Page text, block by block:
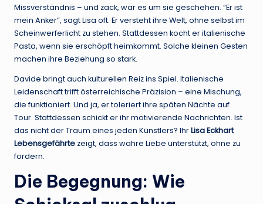
Missverständnis – und zack, war es um sie geschehen. “Er ist
mein Anker”, sagt Lisa oft. Er versteht ihre Welt, ohne selbst im
Scheinwerferlicht zu stehen. Stattdessen kocht er italienische
Pasta, wenn sie erschöpft heimkommt. Solche kleinen Gesten
machen ihre Beziehung so stark.
Davide bringt auch kulturellen Reiz ins Spiel. Italienische
Leidenschaft trifft österreichische Präzision – eine Mischung,
die funktioniert. Und ja, er toleriert ihre späten Nächte auf
Tour. Stattdessen schickt er ihr motivierende Nachrichten. Ist
das nicht der Traum eines jeden Künstlers? IhrLisa Eckhart
Lebensgefährte zeigt, dass wahre Liebe unterstützt, ohne zu
fordern.
Die Begegnung: Wie